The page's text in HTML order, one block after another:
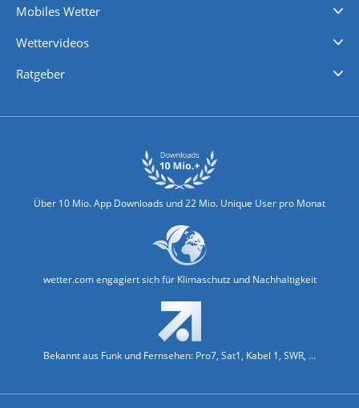
Mobiles Wetter
Wettervideos
Ratgeber
Über 10 Mio. App Downloads und 22 Mio. Unique User pro Monat
wetter.com engagiert sich für Klimaschutz und Nachhaltigkeit
Bekannt aus Funk und Fernsehen: Pro7, Sat1, Kabel 1, SWR, ...